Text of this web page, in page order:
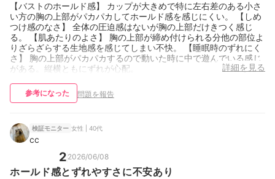
【バストのホールド感】 カップが大きめで特に左右差のある小さ
い方の胸の上部がパカパカしてホールド感を感じにくい。 【しめ
つけ感のなさ】 全体の圧迫感はないが胸の上部だけきつく感じ
る。 【肌あたりのよさ】 胸の上部が締め付けられる分他の部位よ
りざらざらする生地感を感じてしまい不快。 【睡眠時のずれにく
さ】 胸の上部がパカパカするので動いた時に中で遊んでいる感じ
がある。縦横ともにずれが心配。
詳細を見る
参考になった 問題を報告
検証モニター 女性 | 40代
cc
2 2026/06/08
ホールド感とずれやすさに不安あり